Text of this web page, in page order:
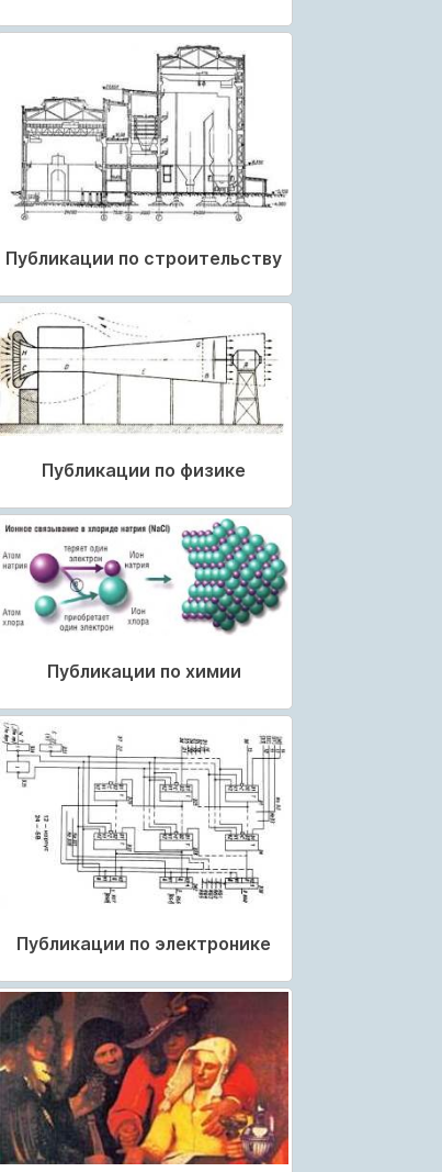
Публикации по строительству
Публикации по физике
Публикации по химии
Публикации по электронике